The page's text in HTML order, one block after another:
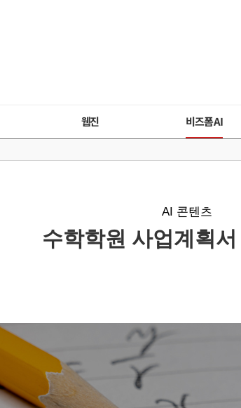
웹진 비즈폼 AI
AI 콘텐츠
수학학원 사업계획서